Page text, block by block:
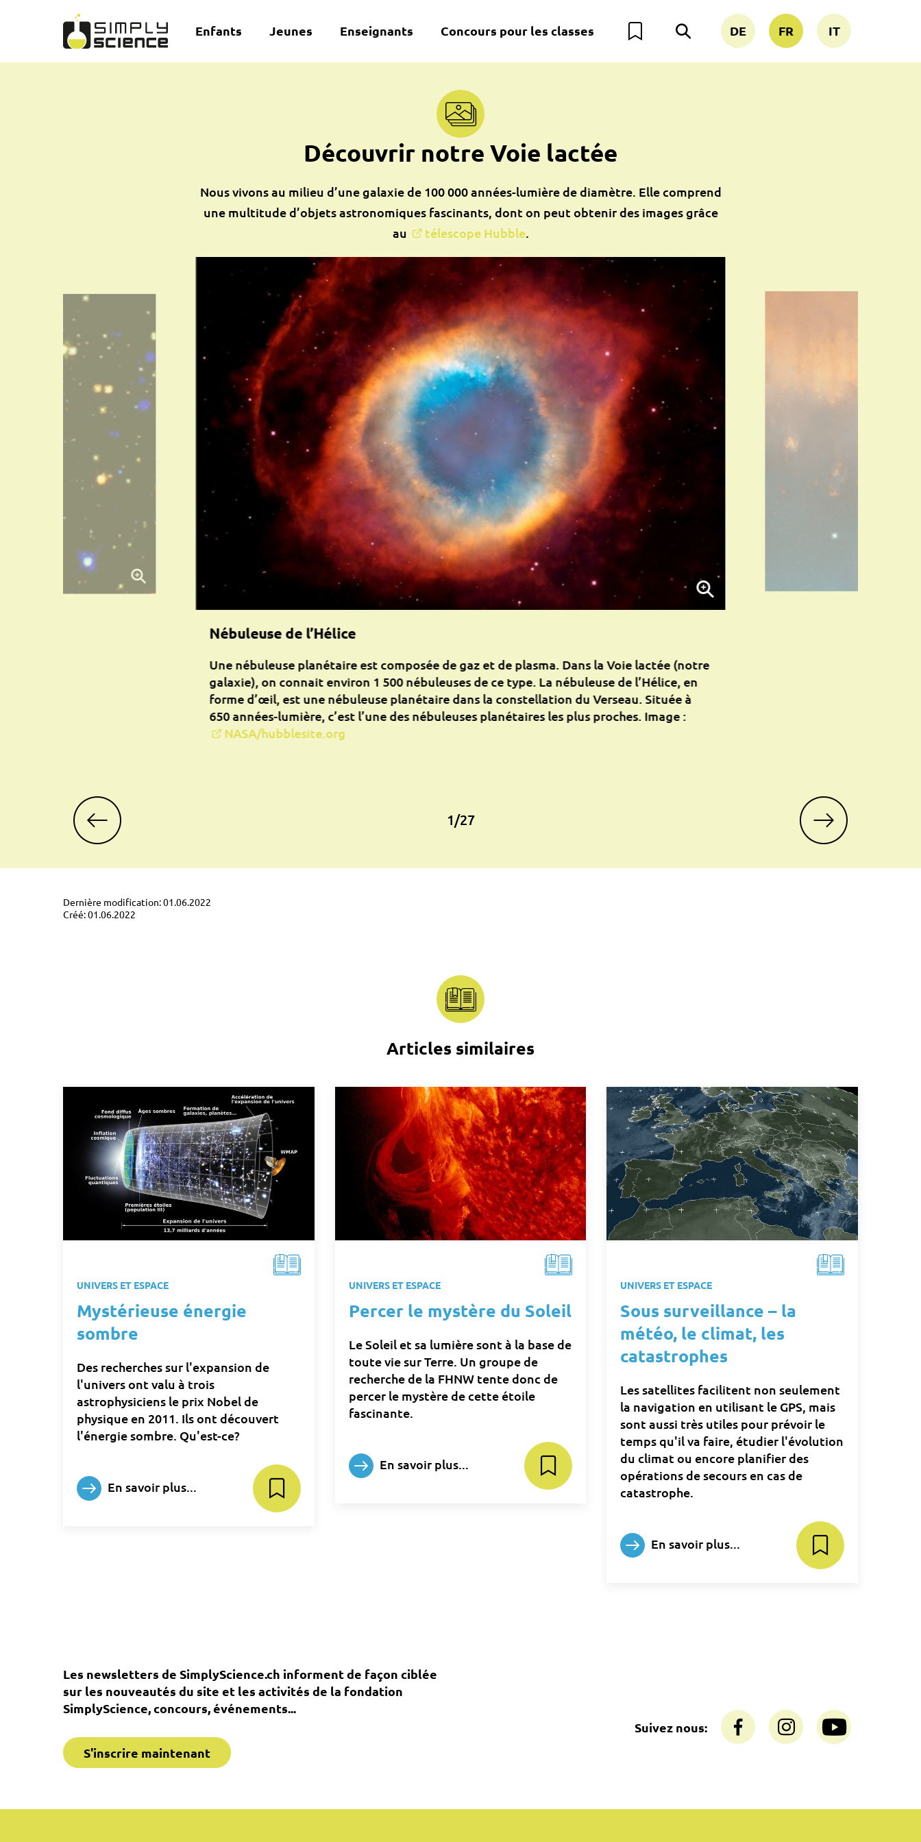
Enfants Jeunes Enseignants Concours pour les classes DE FR IT
Découvrir notre Voie lactée
Nous vivons au milieu d’une galaxie de 100 000 années-lumière de diamètre. Elle comprend
une multitude d’objets astronomiques fascinants, dont on peut obtenir des images grâce
au
télescope Hubble.
Nébuleuse de l’Hélice
Une nébuleuse planétaire est composée de gaz et de plasma. Dans la Voie lactée (notre
galaxie), on connait environ 1 500 nébuleuses de ce type. La nébuleuse de l’Hélice, en
forme d’œil, est une nébuleuse planétaire dans la constellation du Verseau. Située à
650 années-lumière, c’est l’une des nébuleuses planétaires les plus proches. Image :
NASA/hubblesite.org
1/27
Dernière modification: 01.06.2022
Créé: 01.06.2022
Articles similaires
UNIVERS ET ESPACE
Mystérieuse énergie
sombre
Des recherches sur l'expansion de
l'univers ont valu à trois
astrophysiciens le prix Nobel de
physique en 2011. Ils ont découvert
l'énergie sombre. Qu'est-ce?
En savoir plus...
UNIVERS ET ESPACE
Percer le mystère du Soleil
Le Soleil et sa lumière sont à la base de
toute vie sur Terre. Un groupe de
recherche de la FHNW tente donc de
percer le mystère de cette étoile
fascinante.
En savoir plus...
UNIVERS ET ESPACE
Sous surveillance – la
météo, le climat, les
catastrophes
Les satellites facilitent non seulement
la navigation en utilisant le GPS, mais
sont aussi très utiles pour prévoir le
temps qu'il va faire, étudier l'évolution
du climat ou encore planifier des
opérations de secours en cas de
catastrophe.
En savoir plus...
Les newsletters de SimplyScience.ch informent de façon ciblée
sur les nouveautés du site et les activités de la fondation
SimplyScience, concours, événements...
S'inscrire maintenant
Suivez nous: